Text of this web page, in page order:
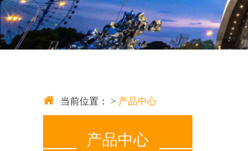
当前位置： > 产品中心
产品中心